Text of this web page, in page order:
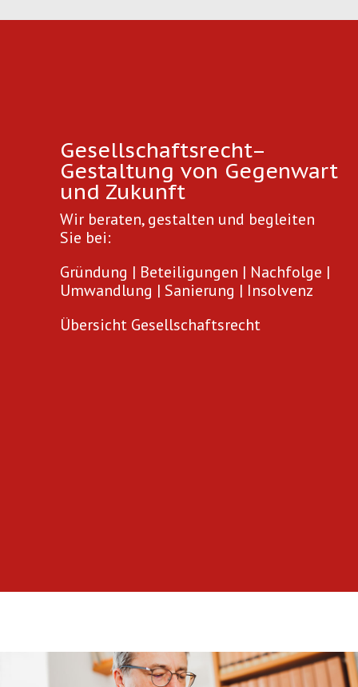
Gesellschaftsrecht–
Gestaltung von Gegenwart
und Zukunft
Wir beraten, gestalten und begleiten
Sie bei:
Gründung | Beteiligungen | Nachfolge |
Umwandlung | Sanierung | Insolvenz
Übersicht Gesellschaftsrecht